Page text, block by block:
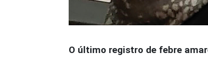
O último registro de febre